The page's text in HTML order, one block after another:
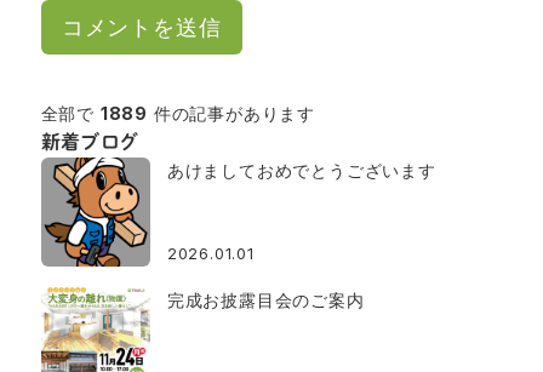
全部で 1889 件の記事があります
新着ブログ
あけましておめでとうございます
2026.01.01
完成お披露目会のご案内